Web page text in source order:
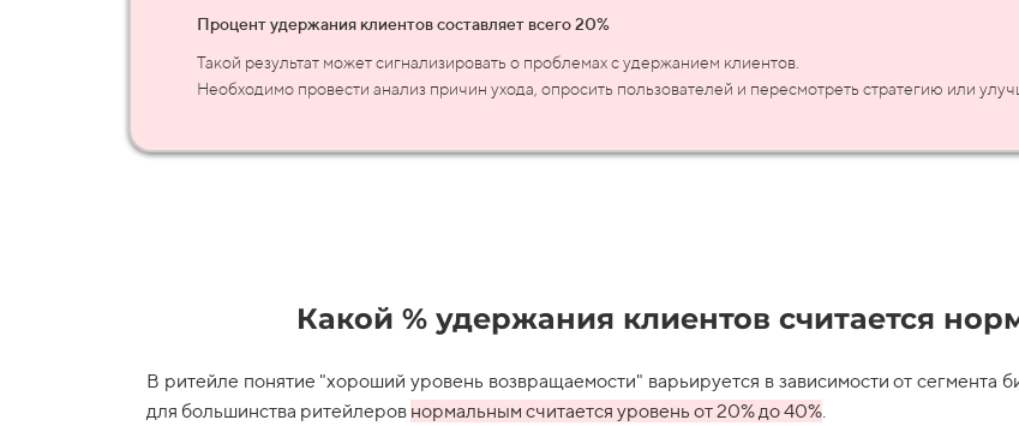
Процент удержания клиентов составляет всего 20%
Такой результат может сигнализировать о проблемах с удержанием клиентов.
Необходимо провести анализ причин ухода, опросить пользователей и пересмотреть стратегию или
Какой % удержания клиентов считается
В ритейле понятие "хороший уровень возвращаемости" варьируется в зависимости от сегмента
для большинства ритейлеров нормальным считается уровень от 20% до 40%.